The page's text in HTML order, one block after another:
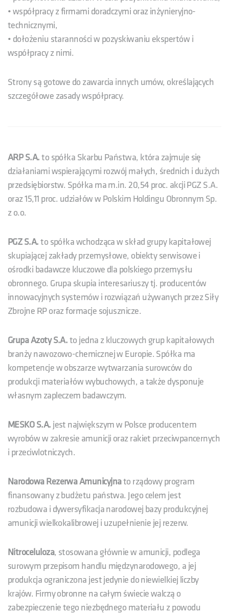
• współpracy z firmami doradczymi oraz inżynieryjno-
technicznymi,
• dołożeniu staranności w pozyskiwaniu ekspertów i
współpracy z nimi.
Strony są gotowe do zawarcia innych umów, określających
szczegółowe zasady współpracy.
ARP S.A.to spółka Skarbu Państwa, która zajmuje się
działaniami wspierającymi rozwój małych, średnich i dużych
przedsiębiorstw. Spółka ma m.in. 20,54 proc. akcji PGZ S.A.
oraz 15,11 proc. udziałów w Polskim Holdingu Obronnym Sp.
z o.o.
PGZ S.A.to spółka wchodząca w skład grupy kapitałowej
skupiającej zakłady przemysłowe, obiekty serwisowe i
ośrodki badawcze kluczowe dla polskiego przemysłu
obronnego. Grupa skupia interesariuszy tj. producentów
innowacyjnych systemów i rozwiązań używanych przez Siły
Zbrojne RP oraz formacje sojusznicze.
Grupa Azoty S.A.to jedna z kluczowych grup kapitałowych
branży nawozowo-chemicznej w Europie. Spółka ma
kompetencje w obszarze wytwarzania surowców do
produkcji materiałów wybuchowych, a także dysponuje
własnym zapleczem badawczym.
MESKO S.A. jest największym w Polsce producentem
wyrobów w zakresie amunicji oraz rakiet przeciwpancernych
i przeciwlotniczych.
Narodowa Rezerwa Amunicyjnato rządowy program
finansowany z budżetu państwa. Jego celem jest
rozbudowa i dywersyfikacja narodowej bazy produkcyjnej
amunicji wielkokalibrowej i uzupełnienie jej rezerw.
Nitroceluloza, stosowana głównie w amunicji, podlega
surowym przepisom handlu międzynarodowego, a jej
produkcja ograniczona jest jedynie do niewielkiej liczby
krajów. Firmy obronne na całym świecie walczą o
zabezpieczenie tego niezbędnego materiału z powodu